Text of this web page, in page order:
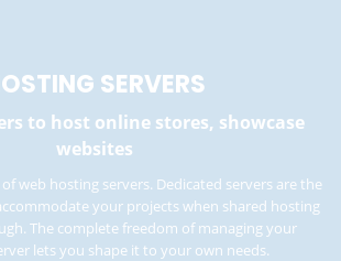
SERVERS
to host online stores, showcase
websites
web hosting servers. Dedicated servers are the
your projects when shared hosting
The complete freedom of managing your
lets you shape it to your own needs.